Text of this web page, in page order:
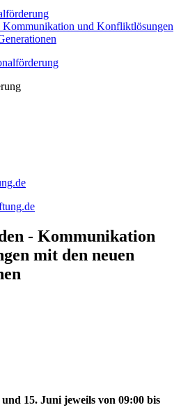
Kommunikation und Konfliktlösungen
- Kommunikation
mit den neuen
15. Juni jeweils von 09:00 bis